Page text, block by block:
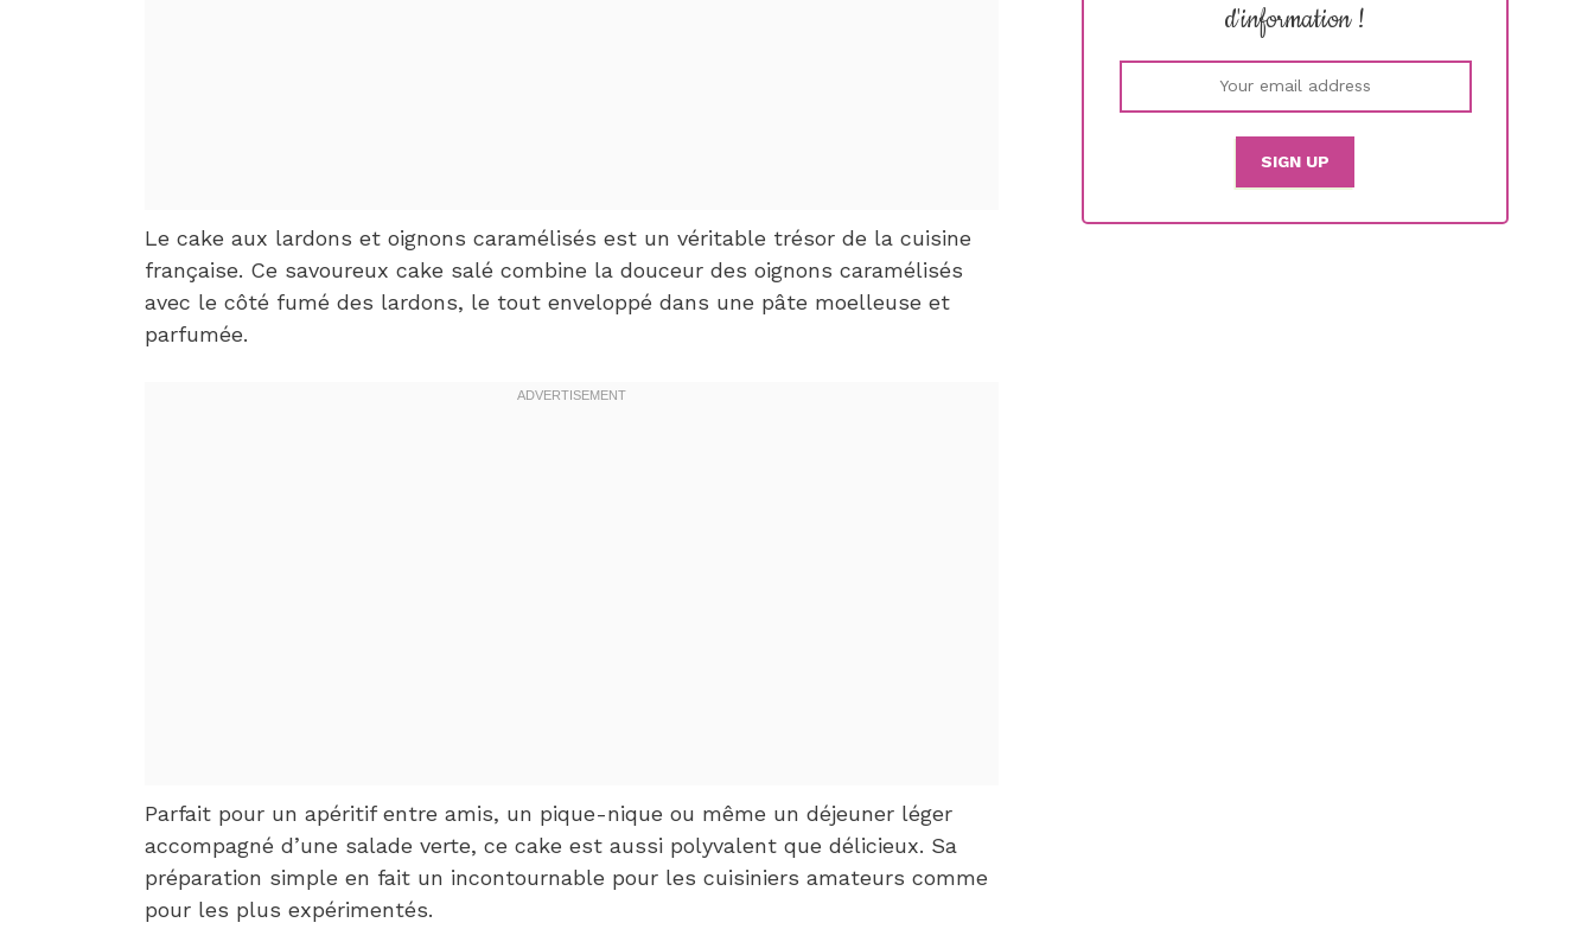
Le cake aux lardons et oignons caramélisés est un véritable trésor de la cuisine
française. Ce savoureux cake salé combine la douceur des oignons caramélisés
avec le côté fumé des lardons, le tout enveloppé dans une pâte moelleuse et
parfumée.
Parfait pour un apéritif entre amis, un pique-nique ou même un déjeuner léger
accompagné d’une salade verte, ce cake est aussi polyvalent que délicieux. Sa
préparation simple en fait un incontournable pour les cuisiniers amateurs comme
pour les plus expérimentés.
d'information !